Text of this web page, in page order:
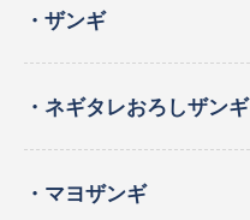
・ザンギ
・ネギタレおろしザンギ
・マヨザンギ